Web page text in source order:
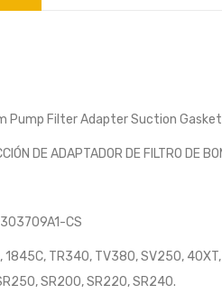
Pump Filter Adapter Suction Gasket
DE ADAPTADOR DE FILTRO DE
CS
1845C, TR340, TV380, SV250,
SR200, SR220, SR240.